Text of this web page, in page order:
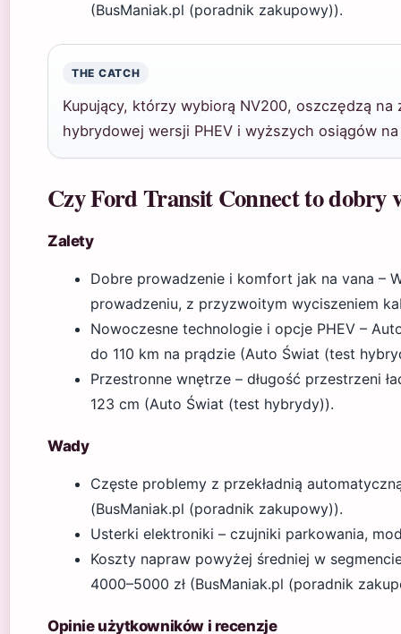
(BusManiak.pl (poradnik zakupowy)).
THE CATCH
Kupujący, którzy wybiorą NV200, oszczędzą
hybrydowej wersji PHEV i wyższych osiągów na
Czy Ford Transit Connect to dobry
Zalety
Dobre prowadzenie i komfort jak na vana –
prowadzeniu, z przyzwoitym wyciszeniem
Nowoczesne technologie i opcje PHEV –
do 110 km na prądzie (Auto Świat (test
Przestronne wnętrze – długość przestrzeni
123 cm (Auto Świat (test hybrydy)).
Wady
Częste problemy z przekładnią
(BusManiak.pl (poradnik zakupowy)).
Usterki elektroniki – czujniki parkowania,
Koszty napraw powyżej średniej w
4000–5000 zł (BusManiak.pl (poradnik
Opinie użytkowników i recenzje